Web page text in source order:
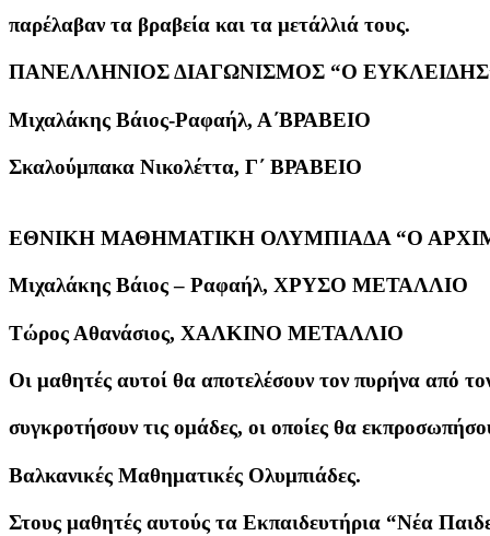
παρέλαβαν τα βραβεία και τα μετάλλιά τους.
ΠΑΝΕΛΛΗΝΙΟΣ ΔΙΑΓΩΝΙΣΜΟΣ “Ο
Μιχαλάκης Βάιος-Ραφαήλ, Α΄ΒΡΑΒΕΙΟ
Σκαλούμπακα Νικολέττα, Γ΄ ΒΡΑΒΕΙΟ
ΕΘΝΙΚΗ ΜΑΘΗΜΑΤΙΚΗ ΟΛΥΜΠΙΑΔΑ “Ο
Μιχαλάκης Βάιος – Ραφαήλ, ΧΡΥΣΟ ΜΕΤΑΛΛΙΟ
Τώρος Αθανάσιος, ΧΑΛΚΙΝΟ ΜΕΤΑΛΛΙΟ
Οι μαθητές αυτοί θα αποτελέσουν τον πυρήνα από
συγκροτήσουν τις ομάδες, οι οποίες θα
Βαλκανικές Μαθηματικές Ολυμπιάδες.
Στους μαθητές αυτούς τα Εκπαιδευτήρια “Νέα